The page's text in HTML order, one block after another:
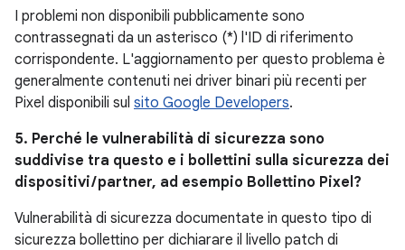
I problemi non disponibili pubblicamente sono
contrassegnati da un asterisco (*) l'ID di riferimento
corrispondente. L'aggiornamento per questo problema è
generalmente contenuti nei driver binari più recenti per
Pixel disponibili sul sito Google Developers.
5. Perché le vulnerabilità di sicurezza sono
suddivise tra questo e i bollettini sulla sicurezza dei
dispositivi / partner, ad esempio Bollettino Pixel?
Vulnerabilità di sicurezza documentate in questo tipo di
sicurezza bollettino per dichiarare il livello patch di